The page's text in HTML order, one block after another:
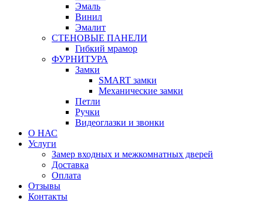
Эмаль
Винил
Эмалит
СТЕНОВЫЕ ПАНЕЛИ
Гибкий мрамор
ФУРНИТУРА
Замки
SMART замки
Механические замки
Петли
Ручки
Видеоглазки и звонки
О НАС
Услуги
Замер входных и межкомнатных дверей
Доставка
Оплата
Отзывы
Контакты